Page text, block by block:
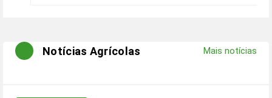
Notícias Agrícolas Mais notícias